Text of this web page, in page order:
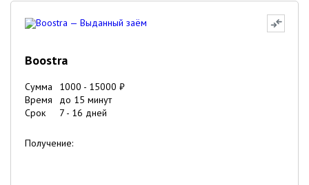
Boostra
Сумма 1000 - 15000 ₽
Время
до 15 минут
Срок
7 - 16 дней
Получение: